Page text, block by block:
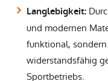
Langlebigkeit:
und modernen
funktional,
widerstandsfähig
Sportbetriebs.